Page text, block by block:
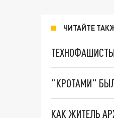
ЧИТАЙТЕ
ТЕХНОФАШИСТЫ
"КРОТАМИ"